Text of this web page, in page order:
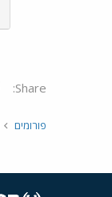
Share:
פורומים